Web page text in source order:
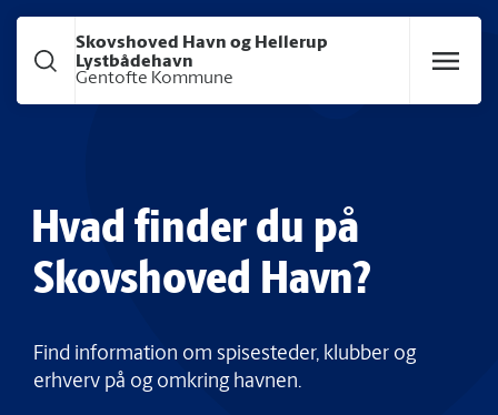
Skovshoved Havn og Hellerup
Lystbådehavn
Gentofte Kommune
Hvad finder du på
Skovshoved Havn?
Find information om spisesteder, klubber og
erhverv på og omkring havnen.